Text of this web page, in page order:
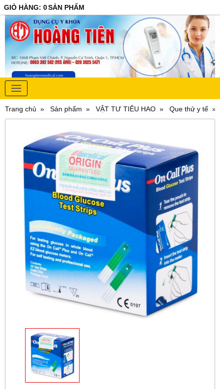
GIỎ HÀNG: 0SẢN PHẨM
Trang chủ Sản phẩm VẬT TƯ TIÊU HAO Que thử y tế